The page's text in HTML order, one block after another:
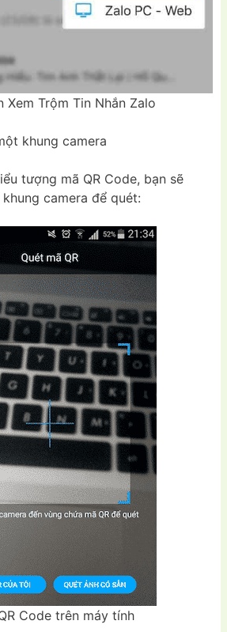
Xem Trộm Tin Nhắn Zalo
khung camera
tượng mã QR Code, bạn sẽ
camera để quét:
Code trên máy tính